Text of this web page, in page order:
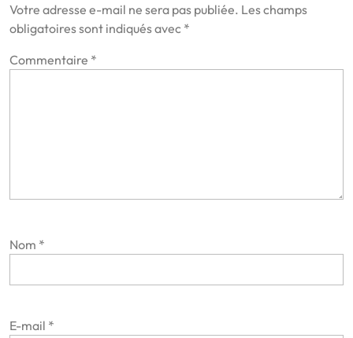
Votre adresse e-mail ne sera pas publiée. Les champs
obligatoires sont indiqués avec *
Commentaire *
Nom *
E-mail *